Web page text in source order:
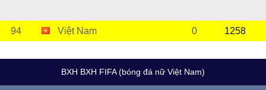
94 Việt Nam 0 1258
BXH BXH FIFA (bóng đá nữ Việt Nam)